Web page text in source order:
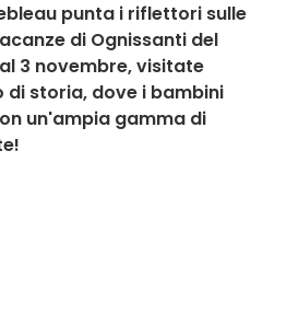
punta i riflettori sulle
di Ognissanti del
3 novembre, visitate
storia, dove i bambini
un'ampia gamma di